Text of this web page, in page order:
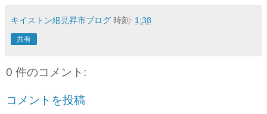
キイストン細見昇市ブログ 時刻: 1:38
共有
0 件のコメント:
コメントを投稿